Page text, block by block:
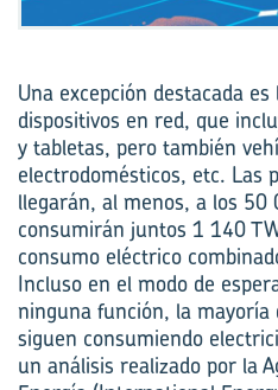
Una excepción destacada
dispositivos en red, que
y tabletas, pero también
electrodomésticos, etc. Las
llegarán, al menos, a los
consumirán juntos 1 140
consumo eléctrico
Incluso en el modo de
ninguna función, la mayoría
siguen consumiendo
un análisis realizado por la